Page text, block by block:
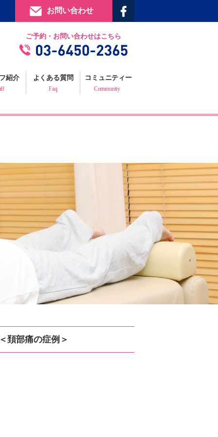
お問い合わせ
ご予約・お問い合わせはこちら
紹介 よくある質問
Faq
コミュニティー
Community
提携施設
フィジックスマイルギャラリー
プロフェッショナルからの推薦状
頚部痛の症例＞